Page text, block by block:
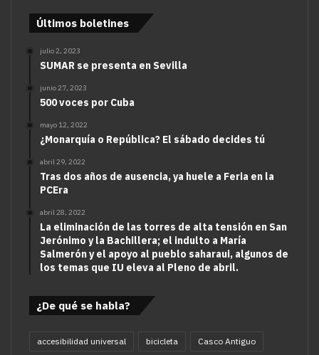
Últimos boletines
julio 2, 2023
SUMAR se presenta en Sevilla
junio 27, 2023
500 voces por Cuba
mayo 12, 2022
¿Monarquía o República? El sábado decides tú
abril 29, 2022
Tras dos años de ausencia, ya huele a Feria en la
PCEra
abril 28, 2022
La eliminación de las torres de alta tensión en San
Jerónimo y la Bachillera; el indulto a María
Salmerón y el apoyo al pueblo saharaui, algunos de
los temas que IU eleva al Pleno de abril.
¿De qué se habla?
accesibilidad universal bicicleta Casco Antiguo